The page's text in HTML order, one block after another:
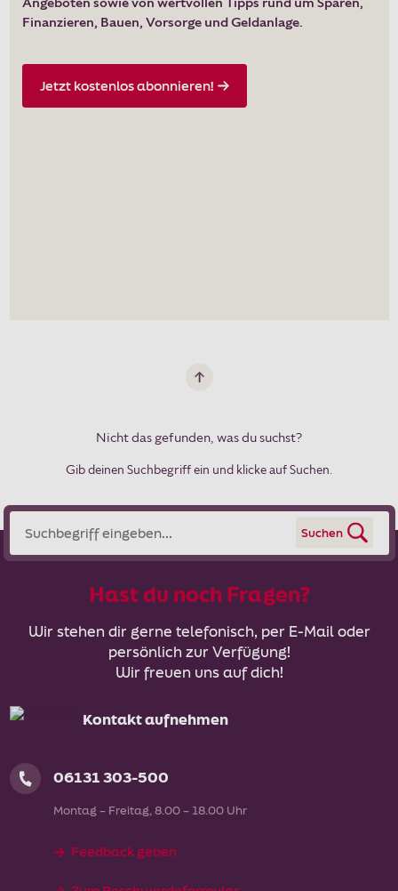
Finanzieren, Bauen, Vorsorge und Geldanlage.
Jetzt kostenlos abonnieren!
Nicht das gefunden, was du suchst?
Gib deinen Suchbegriff ein und klicke auf Suchen.
Suchen
Hast du noch Fragen?
Wir stehen dir gerne telefonisch, per E-Mail oder
persönlich zur Verfügung!
Wir freuen uns auf dich!
Kontakt aufnehmen
06131 303-500
Montag – Freitag, 8.00 – 18.00 Uhr
Feedback geben